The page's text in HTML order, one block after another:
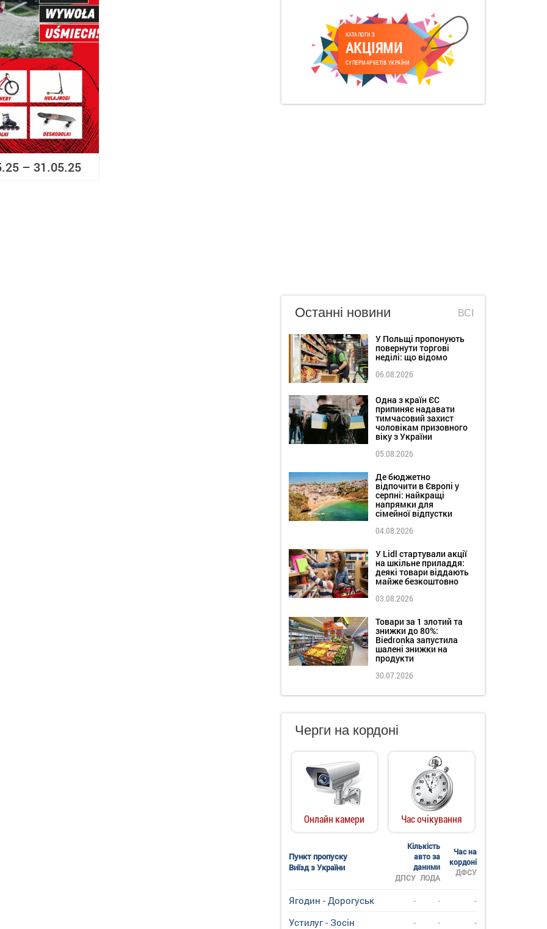
– 31.05.25
КАТАЛОГИ З
АКЦІЯМИ
СУПЕРМАРКЕТІВ УКРАЇНИ
Останні новини ВСІ
У Польщі пропонують
повернути торгові
неділі: що відомо
06.08.2026
Одна з країн ЄС
припиняє надавати
тимчасовий захист
чоловікам призовного
віку з України
05.08.2026
Де бюджетно
відпочити в Європі у
серпні: найкращі
напрямки для
сімейної відпустки
04.08.2026
У Lidl стартували акції
на шкільне приладдя:
деякі товари віддають
майже безкоштовно
03.08.2026
Товари за 1 злотий та
знижки до 80%:
Biedronka запустила
шалені знижки на
продукти
30.07.2026
Черги на кордоні
Онлайн камери Час очікування
Пункт пропуску
Виїзд з України
Кількість
авто за
даними
Час на
кордоні
ДФСУ
ДПСУ ЛОДА
Ягодин - Дорогуськ - -
-
Устилуг - Зосін
- -
-